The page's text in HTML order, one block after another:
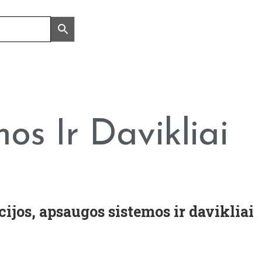
Ir Davikliai
apsaugos sistemos ir davikliai